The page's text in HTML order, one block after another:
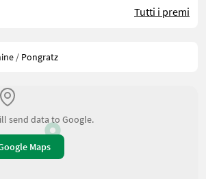
Tutti i premi
/ Pongratz
send data to Google.
Maps